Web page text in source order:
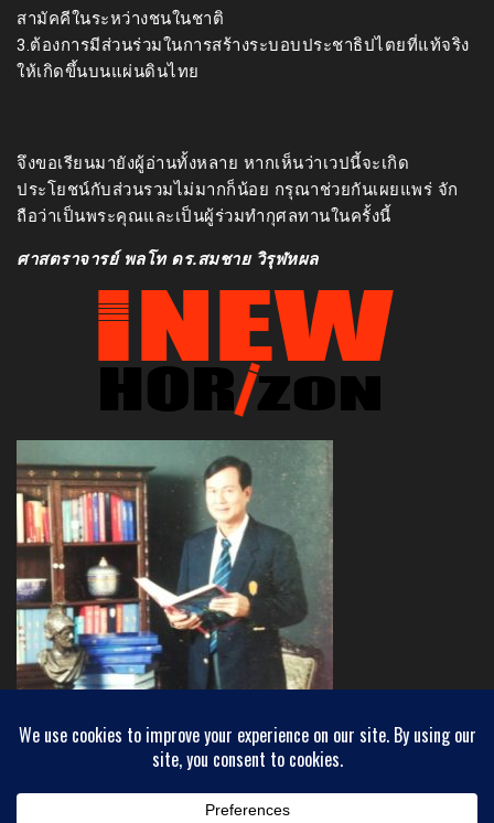
สามัคคีในระหว่างชนในชาติ
3.ต้องการมีส่วนร่วมในการสร้างระบอบประชาธิปไตยที่แท้จริง
ให้เกิดขึ้นบนแผ่นดินไทย
จึงขอเรียนมายังผู้อ่านทั้งหลาย หากเห็นว่าเวปนี้จะเกิด
ประโยชน์กับส่วนรวมไม่มากก็น้อย กรุณาช่วยกันเผยแพร่ จัก
ถือว่าเป็นพระคุณและเป็นผู้ร่วมทำกุศลทานในครั้งนี้
ศาสตราจารย์ พลโท ดร.สมชาย วิรุฬหผล